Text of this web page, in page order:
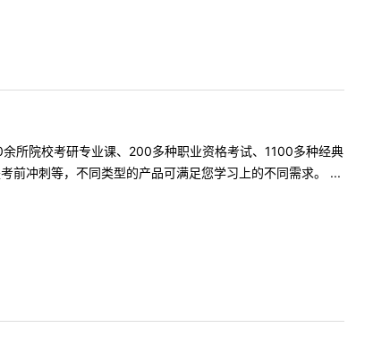
所院校考研专业课、200多种职业资格考试、1100多种经典
前冲刺等，不同类型的产品可满足您学习上的不同需求。 ...